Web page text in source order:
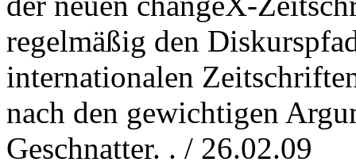
regelmäßig den
internationalen
nach den gewichtigen
Geschnatter. . / 26.02.09